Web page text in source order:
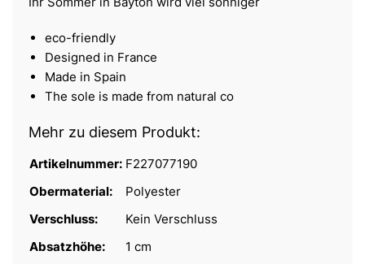
eco-friendly
Designed in France
Made in Spain
The sole is made from natural co
Mehr zu diesem Produkt:
Artikelnummer: F227077190
Obermaterial:
Polyester
Verschluss:
Kein Verschluss
Absatzhöhe:
1 cm